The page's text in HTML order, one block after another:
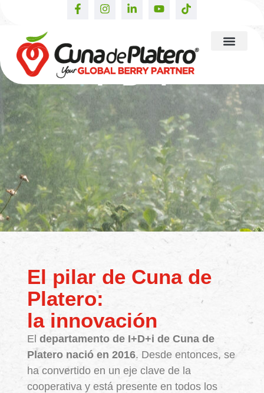
I+D+i
El pilar de Cuna de
Platero:
la innovación
El departamento de I+D+i de Cuna de
Platero nació en 2016. Desde entonces, se
ha convertido en un eje clave de la
cooperativa y está presente en todos los